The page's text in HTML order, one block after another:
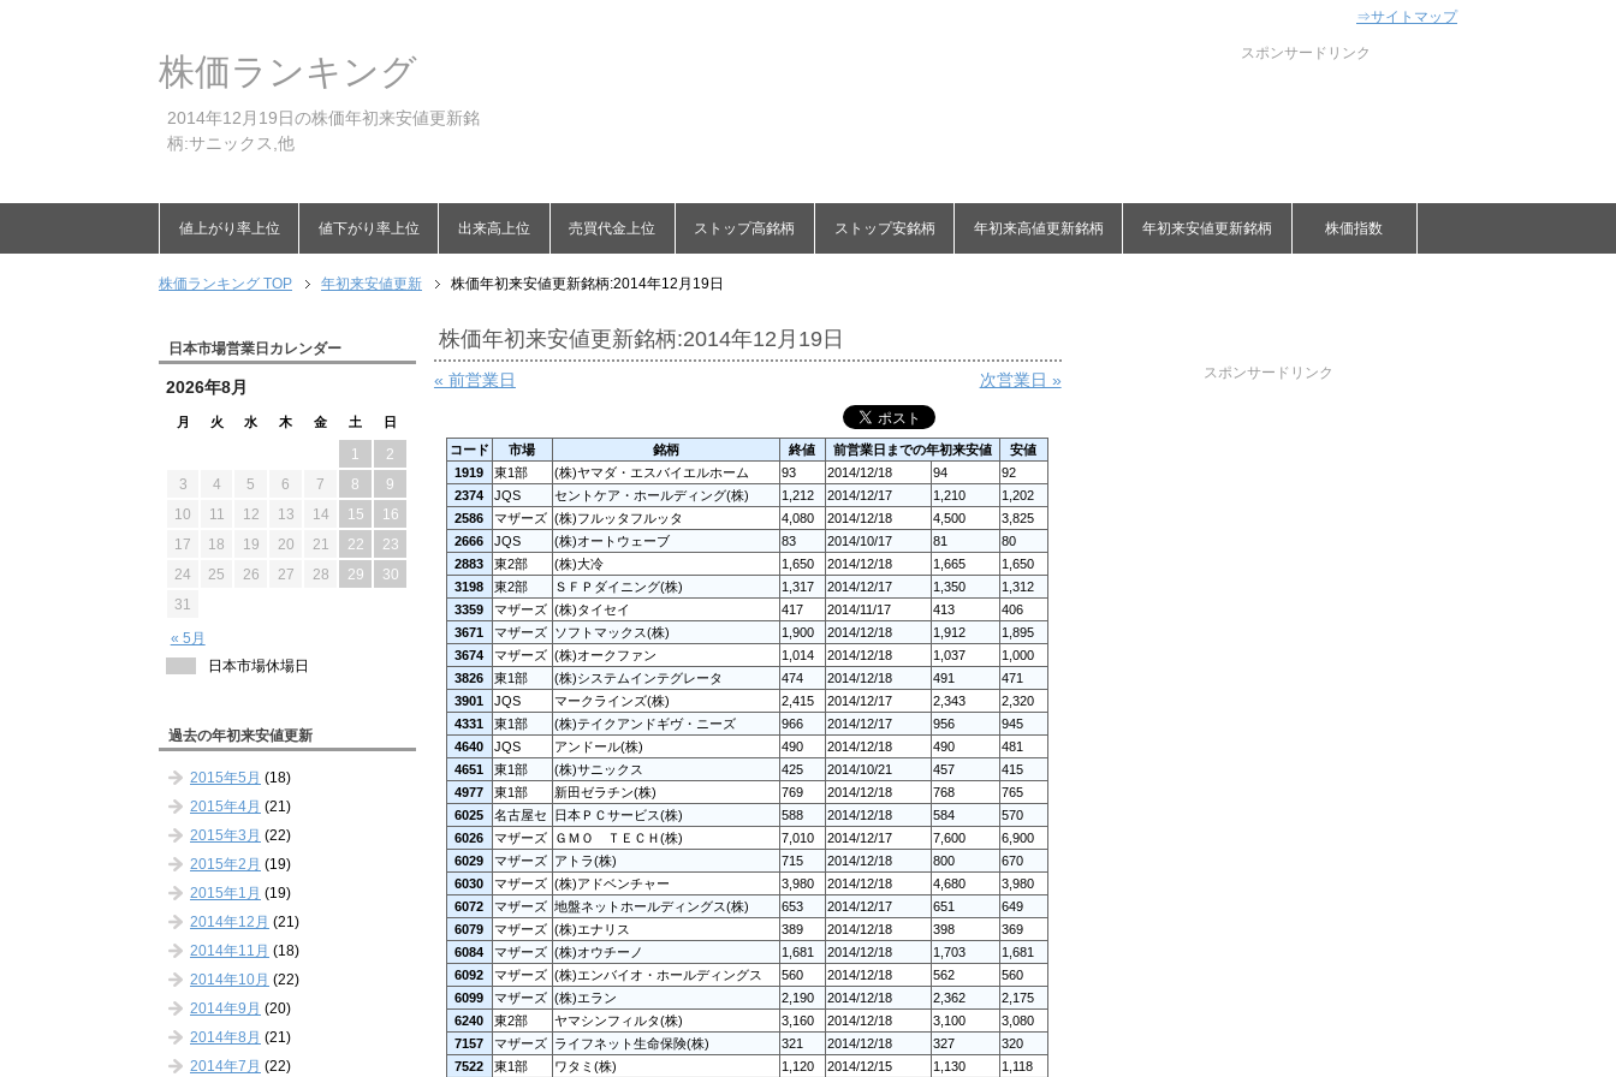
株価ランキング
2014年12月19日の株価年初来安値更新銘
柄:サニックス,他
スポンサードリンク
値上がり率上位 値下がり率上位 出来高上位 売買代金上位 ストップ高銘柄 ストップ安銘柄 年初来高値更新銘柄 年初来安値更新銘柄 株価指数
株価ランキング TOP 年初来安値更新 株価年初来安値更新銘柄:2014年12月19日
株価年初来安値更新銘柄:2014年12月19日
« 前営業日 次営業日 »
コード 市場 銘柄 終値 前営業日までの年初来安値
安値
1919
東1部 (株)ヤマダ・エスバイエルホーム 93 2014/12/18 94
92
2374
JQS セントケア・ホールディング(株) 1,212 2014/12/17 1,210
1,202
2586
マザーズ (株)フルッタフルッタ 4,080 2014/12/18 4,500
3,825
2666
JQS (株)オートウェーブ 83 2014/10/17 81
80
2883
東2部 (株)大冷 1,650 2014/12/18 1,665
1,650
3198
東2部 ＳＦＰダイニング(株) 1,317 2014/12/17 1,350
1,312
3359
マザーズ (株)タイセイ 417 2014/11/17 413
406
3671
マザーズ ソフトマックス(株) 1,900 2014/12/18 1,912
1,895
3674
マザーズ (株)オークファン 1,014 2014/12/18 1,037
1,000
3826
東1部 (株)システムインテグレータ 474 2014/12/18 491
471
3901
JQS マークラインズ(株) 2,415 2014/12/17 2,343
2,320
4331
東1部 (株)テイクアンドギヴ・ニーズ 966 2014/12/17 956
945
4640
JQS アンドール(株) 490 2014/12/18 490
481
4651
東1部 (株)サニックス 425 2014/10/21 457
415
4977
東1部 新田ゼラチン(株) 769 2014/12/18 768
765
6025
名古屋セ 日本ＰＣサービス(株) 588 2014/12/18 584
570
6026
マザーズ ＧＭＯ ＴＥＣＨ(株) 7,010 2014/12/17 7,600
6,900
6029
マザーズ アトラ(株) 715 2014/12/18 800
670
6030
マザーズ (株)アドベンチャー 3,980 2014/12/18 4,680
3,980
6072
マザーズ 地盤ネットホールディングス(株) 653 2014/12/17 651
649
6079
マザーズ (株)エナリス 389 2014/12/18 398
369
6084
マザーズ (株)オウチーノ 1,681 2014/12/18 1,703
1,681
6092
マザーズ (株)エンバイオ・ホールディングス 560 2014/12/18 562
560
6099
マザーズ (株)エラン 2,190 2014/12/18 2,362
2,175
6240
東2部 ヤマシンフィルタ(株) 3,160 2014/12/18 3,100
3,080
7157
マザーズ ライフネット生命保険(株) 321 2014/12/18 327
320
7522
東1部 ワタミ(株) 1,120 2014/12/15 1,130
1,118
日本市場営業日カレンダー
2026年8月
月 火 水 木 金 土 日
« 5月
1
2
3
4 5 6 7 8
9
10
11 12 13 14 15
16
17
18 19 20 21 22
23
24
25 26 27 28 29
30
31
日本市場休場日
過去の年初来安値更新
2015年5月 (18)
2015年4月 (21)
2015年3月 (22)
2015年2月 (19)
2015年1月 (19)
2014年12月 (21)
2014年11月 (18)
2014年10月 (22)
2014年9月 (20)
2014年8月 (21)
2014年7月 (22)
スポンサードリンク
⇒サイトマップ